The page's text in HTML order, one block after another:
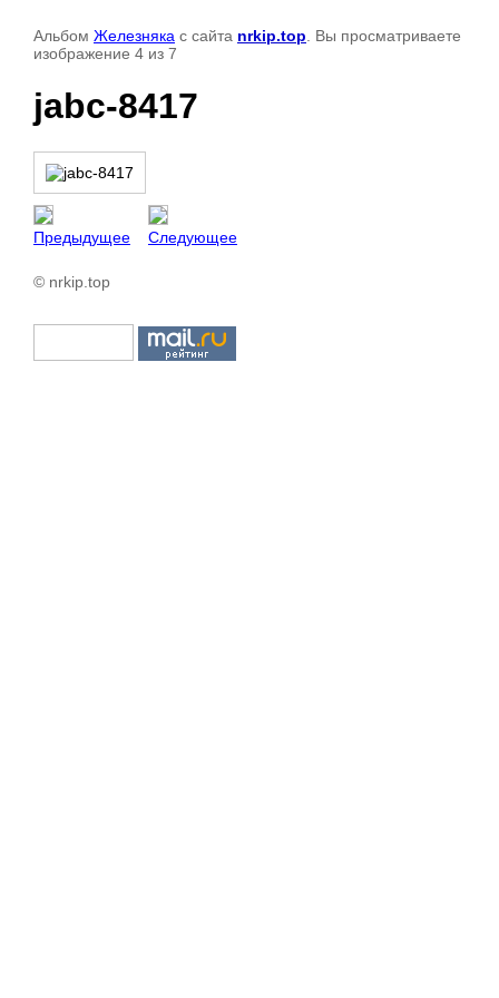
Альбом Железняка с сайта nrkip.top . Вы просматриваете
изображение 4 из 7
jabc-8417
Предыдущее Следующее
© nrkip.top